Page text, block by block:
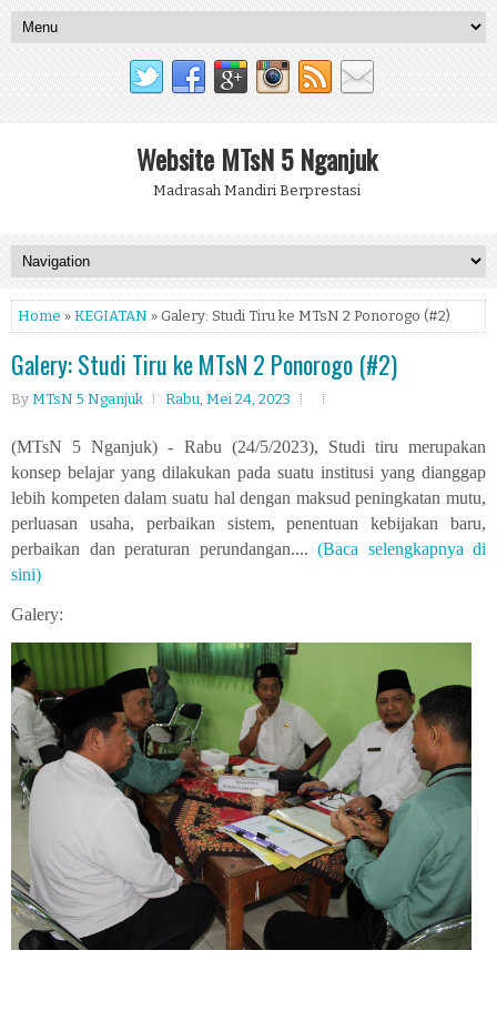
Website MTsN 5 Nganjuk
Madrasah Mandiri Berprestasi
Home » KEGIATAN » Galery: Studi Tiru ke MTsN 2 Ponorogo (#2)
Galery: Studi Tiru ke MTsN 2 Ponorogo (#2)
By MTsN 5 Nganjuk Rabu, Mei 24, 2023
(MTsN 5 Nganjuk) - Rabu (24/5/2023), Studi tiru merupakan
konsep belajar yang dilakukan pada suatu institusi yang dianggap
lebih kompeten dalam suatu hal dengan maksud peningkatan mutu,
perluasan usaha, perbaikan sistem, penentuan kebijakan baru,
perbaikan dan peraturan perundangan.... (Baca selengkapnya di
sini)
Galery: